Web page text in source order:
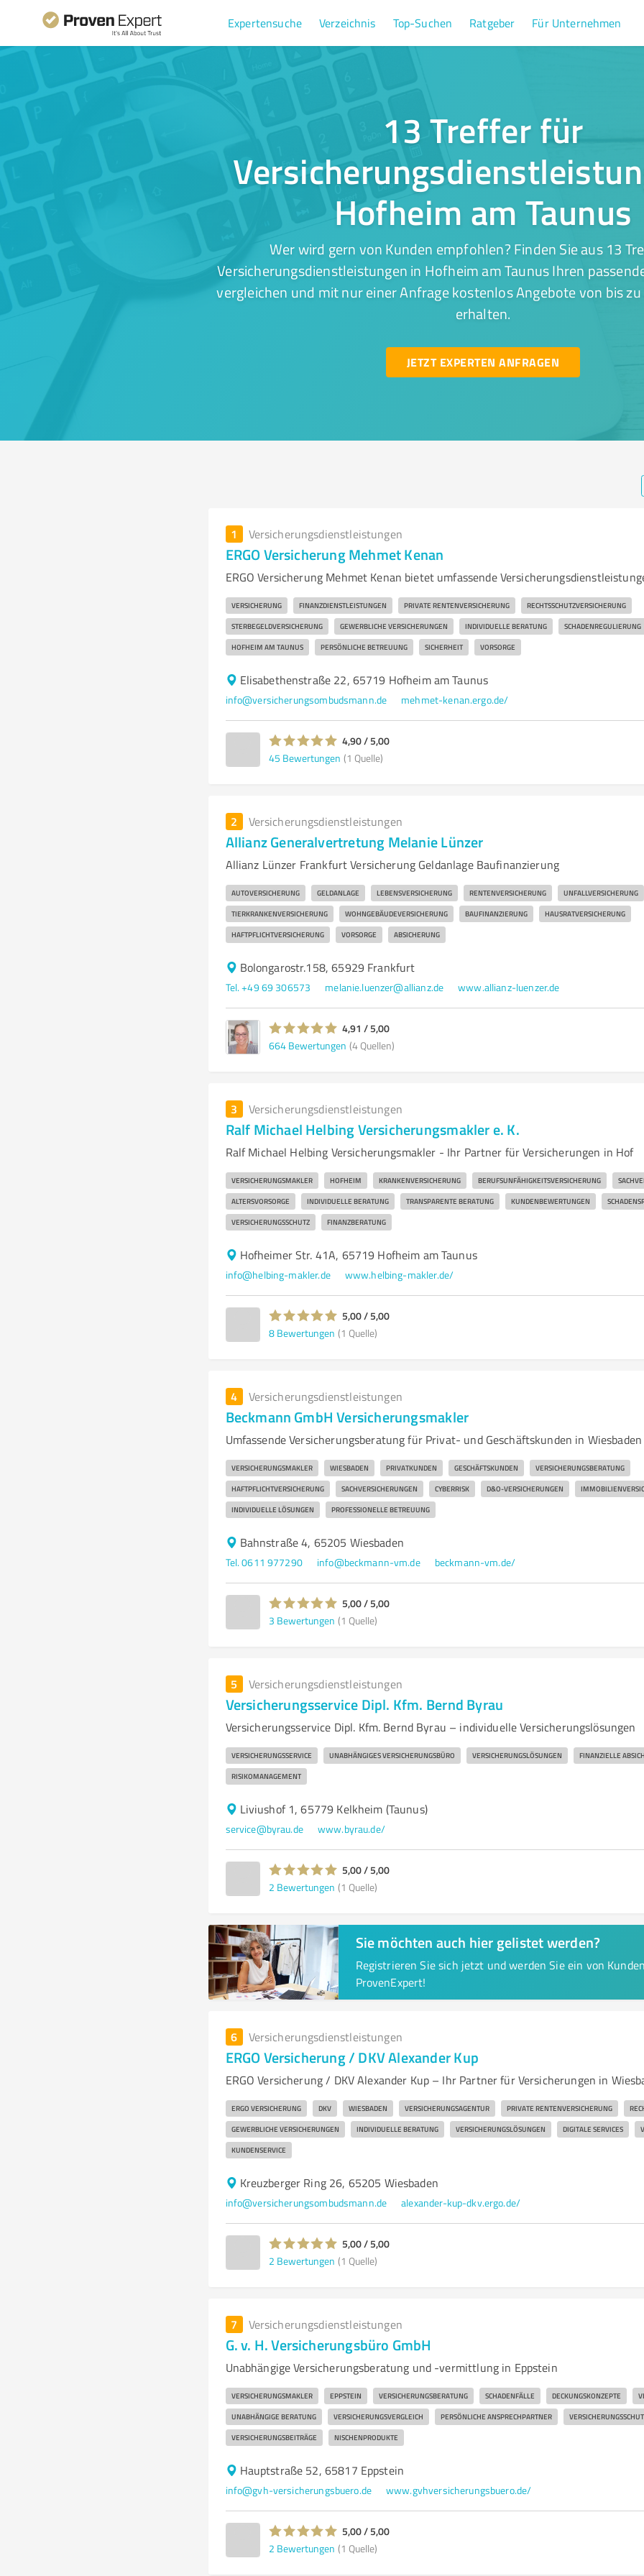
Expertensuche Verzeichnis Top-Suchen Ratgeber Für Unternehmen
13 Treffer für
Hofheim am Taunus
Wer wird gern von Kunden empfohlen? Finden Sie aus 13
Versicherungsdienstleistungen in Hofheim am Taunus Ihren
vergleichen und mit nur einer Anfrage kostenlos Angebote von bis
erhalten.
JETZT EXPERTEN ANFRAGEN
1 Versicherungsdienstleistungen
ERGO Versicherung Mehmet Kenan
ERGO Versicherung Mehmet Kenan bietet umfassende
VERSICHERUNG FINANZDIENSTLEISTUNGEN PRIVATE RENTENVERSICHERUNG RECHTSSCHUTZVERSICHERUNG
STERBEGELDVERSICHERUNG GEWERBLICHE VERSICHERUNGEN INDIVIDUELLE BERATUNG SCHADENREGULIERUNG
HOFHEIM AM TAUNUS PERSÖNLICHE BETREUUNG SICHERHEIT VORSORGE
Elisabethenstraße 22, 65719 Hofheim am Taunus
info@versicherungsombudsmann.de mehmet-kenan.ergo.de/
4,90 / 5,00
45 Bewertungen (1 Quelle)
2 Versicherungsdienstleistungen
Allianz Generalvertretung Melanie Lünzer
Allianz Lünzer Frankfurt Versicherung Geldanlage Baufinanzierung
AUTOVERSICHERUNG GELDANLAGE LEBENSVERSICHERUNG RENTENVERSICHERUNG UNFALLVERSICHERUNG
TIERKRANKENVERSICHERUNG WOHNGEBÄUDEVERSICHERUNG BAUFINANZIERUNG HAUSRATVERSICHERUNG
HAFTPFLICHTVERSICHERUNG VORSORGE ABSICHERUNG
Bolongarostr.158, 65929 Frankfurt
Tel. +49 69 306573 melanie.luenzer@allianz.de www.allianz-luenzer.de
4,91 / 5,00
664 Bewertungen (4 Quellen)
3 Versicherungsdienstleistungen
Ralf Michael Helbing Versicherungsmakler e. K.
Ralf Michael Helbing Versicherungsmakler - Ihr Partner für Versicherungen in Hof
VERSICHERUNGSMAKLER HOFHEIM KRANKENVERSICHERUNG BERUFSUNFÄHIGKEITSVERSICHERUNG
ALTERSVORSORGE INDIVIDUELLE BERATUNG TRANSPARENTE BERATUNG KUNDENBEWERTUNGEN
VERSICHERUNGSSCHUTZ FINANZBERATUNG
Hofheimer Str. 41A, 65719 Hofheim am Taunus
info@helbing-makler.de www.helbing-makler.de/
5,00 / 5,00
8 Bewertungen (1 Quelle)
4 Versicherungsdienstleistungen
Beckmann GmbH Versicherungsmakler
Umfassende Versicherungsberatung für Privat- und Geschäftskunden in Wiesbaden
VERSICHERUNGSMAKLER WIESBADEN PRIVATKUNDEN GESCHÄFTSKUNDEN VERSICHERUNGSBERATUNG
HAFTPFLICHTVERSICHERUNG SACHVERSICHERUNGEN CYBERRISK D&O-VERSICHERUNGEN
INDIVIDUELLE LÖSUNGEN PROFESSIONELLE BETREUUNG
Bahnstraße 4, 65205 Wiesbaden
Tel. 0611 977290 info@beckmann-vm.de beckmann-vm.de/
5,00 / 5,00
3 Bewertungen (1 Quelle)
5 Versicherungsdienstleistungen
Versicherungsservice Dipl. Kfm. Bernd Byrau
Versicherungsservice Dipl. Kfm. Bernd Byrau – individuelle Versicherungslösungen
VERSICHERUNGSSERVICE UNABHÄNGIGES VERSICHERUNGSBÜRO VERSICHERUNGSLÖSUNGEN FINANZIELLE
RISIKOMANAGEMENT
Liviushof 1, 65779 Kelkheim (Taunus)
service@byrau.de www.byrau.de/
5,00 / 5,00
2 Bewertungen (1 Quelle)
Sie möchten auch hier gelistet werden?
Registrieren Sie sich jetzt und werden Sie ein von
ProvenExpert!
6 Versicherungsdienstleistungen
ERGO Versicherung / DKV Alexander Kup
ERGO Versicherung / DKV Alexander Kup – Ihr Partner für Versicherungen in
ERGO VERSICHERUNG DKV WIESBADEN VERSICHERUNGSAGENTUR PRIVATE RENTENVERSICHERUNG
GEWERBLICHE VERSICHERUNGEN INDIVIDUELLE BERATUNG VERSICHERUNGSLÖSUNGEN DIGITALE SERVICES
KUNDENSERVICE
Kreuzberger Ring 26, 65205 Wiesbaden
info@versicherungsombudsmann.de alexander-kup-dkv.ergo.de/
5,00 / 5,00
2 Bewertungen (1 Quelle)
7 Versicherungsdienstleistungen
G. v. H. Versicherungsbüro GmbH
Unabhängige Versicherungsberatung und -vermittlung in Eppstein
VERSICHERUNGSMAKLER EPPSTEIN VERSICHERUNGSBERATUNG SCHADENFÄLLE DECKUNGSKONZEPTE
UNABHÄNGIGE BERATUNG VERSICHERUNGSVERGLEICH PERSÖNLICHE ANSPRECHPARTNER
VERSICHERUNGSBEITRÄGE NISCHENPRODUKTE
Hauptstraße 52, 65817 Eppstein
info@gvh-versicherungsbuero.de www.gvhversicherungsbuero.de/
5,00 / 5,00
2 Bewertungen (1 Quelle)